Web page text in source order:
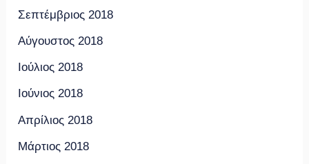
Σεπτέμβριος 2018
Αύγουστος 2018
Ιούλιος 2018
Ιούνιος 2018
Απρίλιος 2018
Μάρτιος 2018